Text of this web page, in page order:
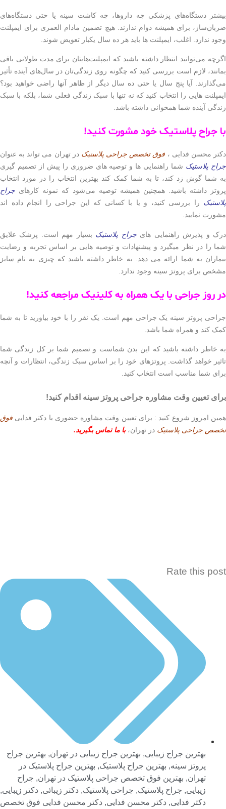
دستگاه‌های پزشکی چه داروها، چه کاشت سینه یا حتی دستگاه‌های
برای همیشه دوام ندارند. هیچ تضمین مادام العمری برای ایمپلنت
ندارد. اغلب، ایمپلنت ها باید هر ده سال یکبار تعویض شوند.
می‌توانید انتظار داشته باشید که ایمپلنت‌هایتان برای مدت طولانی باقی
لازم است بررسی کنید که چگونه روی زندگی‌تان در سال‌های آینده تأثیر
آیا پنج سال یا حتی ده سال دیگر از ظاهر آنها راضی خواهید بود؟
هایی را انتخاب کنید که نه تنها با سبک زندگی فعلی شما، بلکه با سبک
آینده شما همخوانی داشته باشد.
پلاستیک خود مشورت کنید!
محسن فدایی ، فوق تخصص جراحی پلاستیکدر تهران می تواند به عنوان
پلاستیکشما راهنمایی ها و توصیه های ضروری را پیش از تصمیم گیری
گوش زد کند، تا به شما کمک کند بهترین انتخاب را در مورد انتخاب
داشته باشید. همچنین همیشه توصیه می‌شود که نمونه کارهایجراح
را بررسی کنید، و یا با کسانی که این جراحی را انجام داده اند
نمایید.
و پذیرش راهنمایی هایجراح پلاستیکبسیار مهم است. پزشک علایق
را در نظر میگیرد و پیشنهادات و توصیه هایی بر اساس تجربه و رضایت
به شما ارائه می دهد. به خاطر داشته باشید که چیزی به نام سایز
برای پروتز سینه وجود ندارد.
جراحی با یک همراه به کلینیک مراجعه کنید!
پروتز سینه یک جراحی مهم است. یک نفر را با خود بیاورید تا به شما
کند و همراه شما باشد.
داشته باشید که این بدن شماست و تصمیم شما بر کل زندگی شما
خواهد گذاشت. پروتزهای خود را بر اساس سبک زندگی، انتظارات و آنچه
شما مناسب است انتخاب کنید.
تعیین وقت مشاوره جراحی پروتز سینه اقدام کنید!
امروز شروع کنید : برای تعیین وقت مشاوره حضوری با دکتر فداییفوق
جراحی پلاستیکدر تهران،با ما تماس بگیرید.
Rate this
بهترین جراح زیبایی,بهترین جراح زیبایی در تهران بهترین جراح
پروتز سینه,بهترین جراح پلاستیک,بهترین جراح پلاستیک در
تهران بهترین فوق تخصص جراحی پلاستیک در تهران جراح
زیبایی,جراح پلاستیک,جراحی پلاستیک,دکتر زیبائی,دکتر زیبایی,
دکتر فدایی ,دکتر محسن فدایی ,دکتر محسن فدایی فوق تخصص